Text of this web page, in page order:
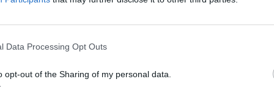
Data Processing Opt Outs
opt-out of the Sharing of my personal data.
és pénteken 10 és 14 óra között, kedden
illetve az előadások előtt egy órával a